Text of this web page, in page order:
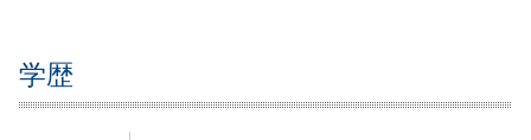
学歴